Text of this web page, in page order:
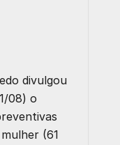
divulgou
08) o
(61